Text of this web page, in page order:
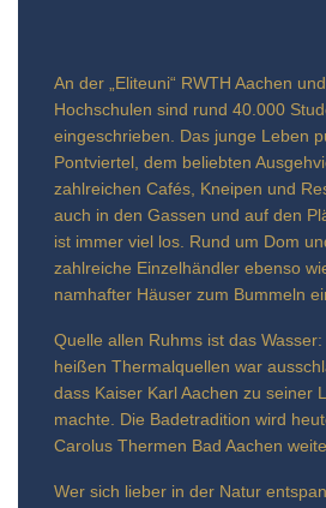
An der „Eliteuni“ RWTH Aachen
Hochschulen sind rund 40.000
eingeschrieben. Das junge Leben
Pontviertel, dem beliebten
zahlreichen Cafés, Kneipen und
auch in den Gassen und auf den
ist immer viel los. Rund um Dom
zahlreiche Einzelhändler ebenso
namhafter Häuser zum Bummeln
Quelle allen Ruhms ist das
heißen Thermalquellen war
dass Kaiser Karl Aachen zu seiner
machte. Die Badetradition wird
Carolus Thermen Bad Aachen
Wer sich lieber in der Natur